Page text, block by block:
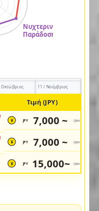
Οκτώβριος 11 / Νοέμβριος
Τιμή (JPY)
¥ JPY 7,000 ~ /pax
¥ JPY 7,000 ~ /pax
¥ JPY 15,000~ /pax